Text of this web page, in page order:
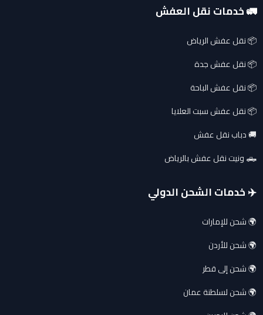
🚛 خدمات نقل العفش
📦 نقل عفش الرياض
📦 نقل عفش جدة
📦 نقل عفش الباحة
📦 نقل عفش سبت العلايا
🚚 دباب نقل عفش
🛻 ونيت نقل عفش بالرياض
✈️ خدمات الشحن الدولي
🌍 شحن للإمارات
🌍 شحن للأردن
🌍 شحن إلى قطر
🌍 شحن لسلطنة عمان